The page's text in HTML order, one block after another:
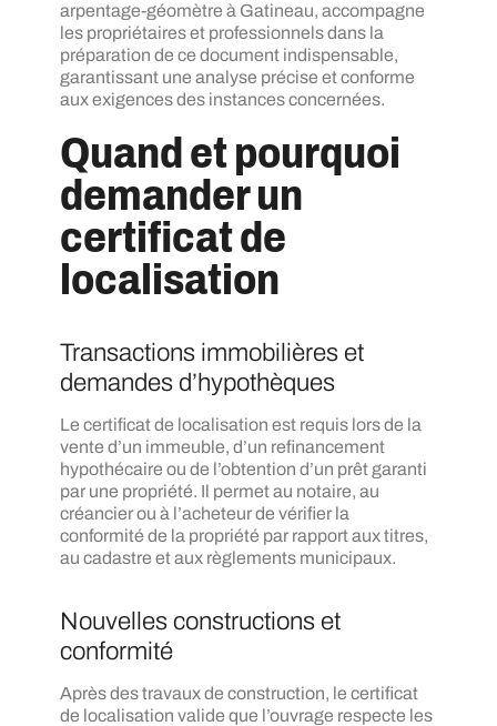
arpentage-géomètre à Gatineau, accompagne
les propriétaires et professionnels dans la
préparation de ce document indispensable,
garantissant une analyse précise et conforme
aux exigences des instances concernées.
Quand et pourquoi
demander un
certificat de
localisation
Transactions immobilières et
demandes d’hypothèques
Le certificat de localisation est requis lors de la
vente d’un immeuble, d’un refinancement
hypothécaire ou de l’obtention d’un prêt garanti
par une propriété. Il permet au notaire, au
créancier ou à l’acheteur de vérifier la
conformité de la propriété par rapport aux titres,
au cadastre et aux règlements municipaux.
Nouvelles constructions et
conformité
Après des travaux de construction, le certificat
de localisation valide que l’ouvrage respecte les